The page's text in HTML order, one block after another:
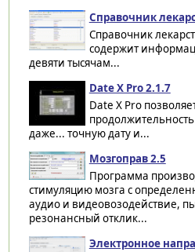
Справочник
Справочник
содержит
девяти тысячам...
Date X Pro 2.1.7
Date X Pro
даже... точную дату и...
Мозгоправ 2.5
Программа
стимуляцию мозга с
аудио и видеовозодействие,
резонансный отклик...
Электронное